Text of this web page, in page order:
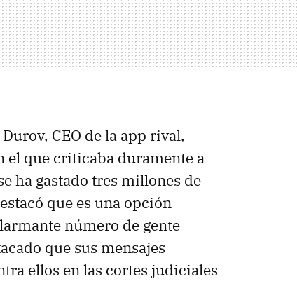
Durov, CEO de la app rival,
el que criticaba duramente a
ha gastado tres millones de
que es una opción
número de gente
que sus mensajes
ellos en las cortes judiciales